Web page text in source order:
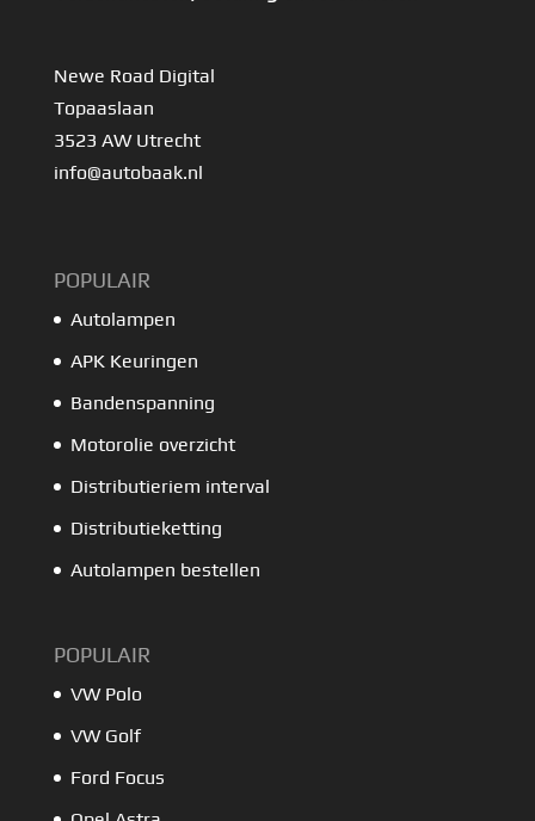
Newe Road Digital
Topaaslaan
3523 AW Utrecht
info@autobaak.nl
POPULAIR
Autolampen
APK Keuringen
Bandenspanning
Motorolie overzicht
Distributieriem interval
Distributieketting
Autolampen bestellen
POPULAIR
VW Polo
VW Golf
Ford Focus